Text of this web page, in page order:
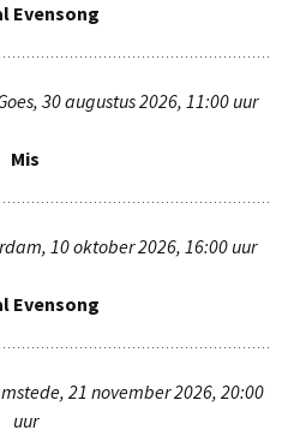
Evensong
30 augustus 2026, 11:00 uur
Mis
10 oktober 2026, 16:00 uur
Evensong
21 november 2026, 20:00
uur